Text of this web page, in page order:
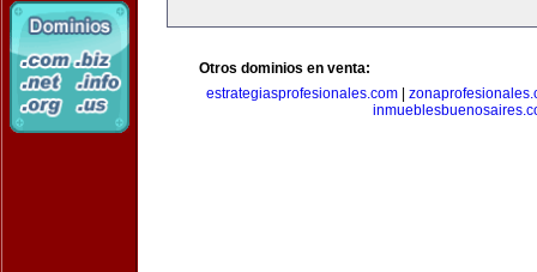
Otros dominios en venta:
estrategiasprofesionales.com